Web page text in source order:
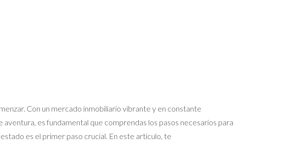
Con un mercado inmobiliario vibrante y en constante
es fundamental que comprendas los pasos necesarios para
es el primer paso crucial. En este artículo, te